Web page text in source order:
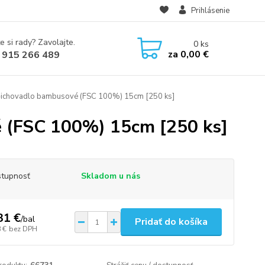
Prihlásenie
si rady? Zavolajte.
266 489
0ks
za 0,00 €
bambusové (FSC 100%) 15cm [250 ks]
100%) 15cm [250 ks]
Skladom u nás
€/bal
€ bez DPH
Pridať do košíka